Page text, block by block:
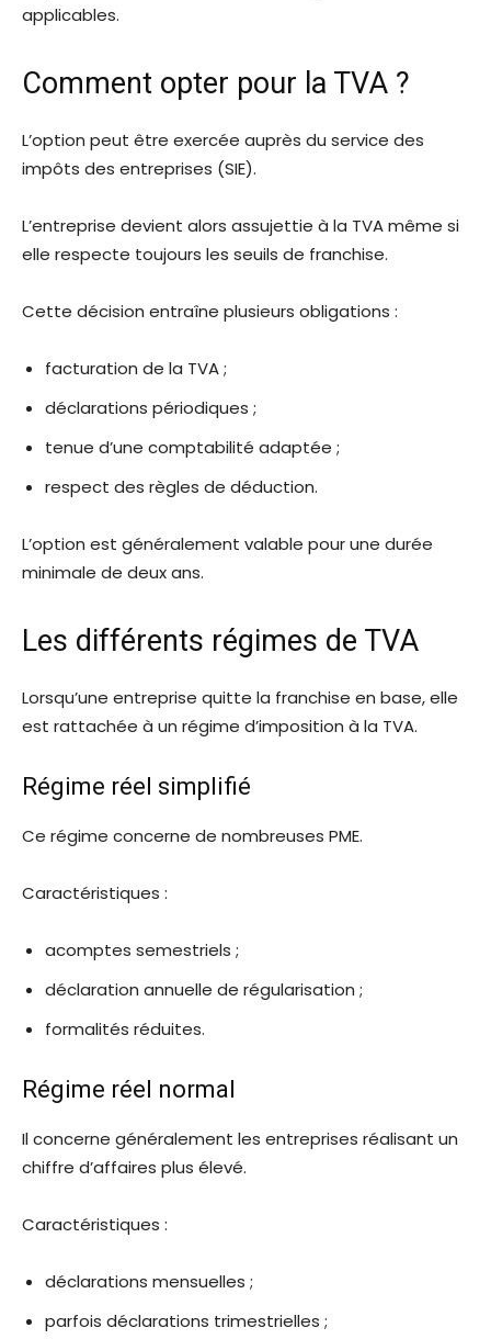
applicables.
Comment opter pour la TVA ?
L’option peut être exercée auprès du service des
impôts des entreprises (SIE).
L’entreprise devient alors assujettie à la TVA même si
elle respecte toujours les seuils de franchise.
Cette décision entraîne plusieurs obligations :
facturation de la TVA ;
déclarations périodiques ;
tenue d’une comptabilité adaptée ;
respect des règles de déduction.
L’option est généralement valable pour une durée
minimale de deux ans.
Les différents régimes de TVA
Lorsqu’une entreprise quitte la franchise en base, elle
est rattachée à un régime d’imposition à la TVA.
Régime réel simplifié
Ce régime concerne de nombreuses PME.
Caractéristiques :
acomptes semestriels ;
déclaration annuelle de régularisation ;
formalités réduites.
Régime réel normal
Il concerne généralement les entreprises réalisant un
chiffre d’affaires plus élevé.
Caractéristiques :
déclarations mensuelles ;
parfois déclarations trimestrielles ;